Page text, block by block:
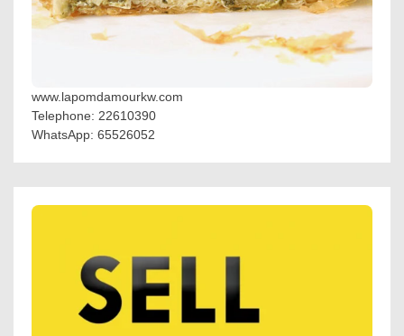
www.lapomdamourkw.com
Telephone: 22610390
WhatsApp: 65526052